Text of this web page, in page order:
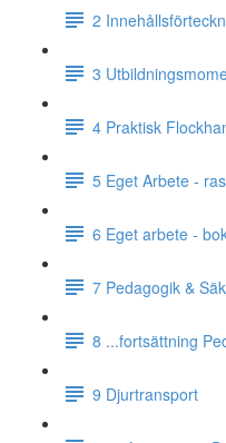
2
3
4 Praktisk
5 Eget Arbete -
6 Eget arbete -
7 Pedagogik &
8 ...fortsättning
9 Djurtransport